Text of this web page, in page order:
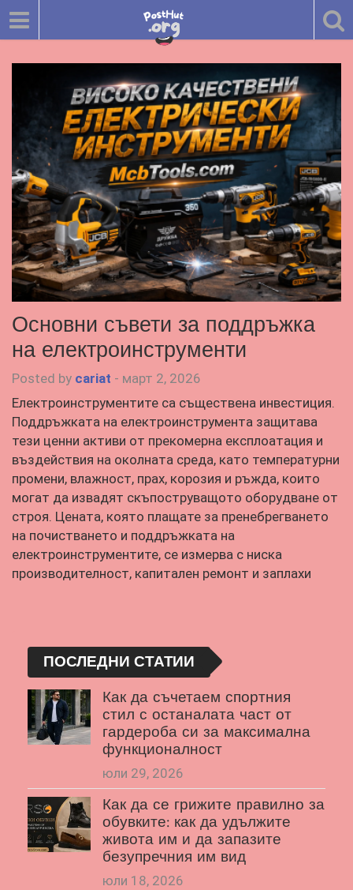
Основни съвети за поддръжка
на електроинструменти
Posted by cariat - март 2, 2026
Електроинструментите са съществена инвестиция.
Поддръжката на електроинструмента защитава
тези ценни активи от прекомерна експлоатация и
въздействия на околната среда, като температурни
промени, влажност, прах, корозия и ръжда, които
могат да извадят скъпоструващото оборудване от
строя. Цената, която плащате за пренебрегването
на почистването и поддръжката на
електроинструментите, се измерва с ниска
производителност, капитален ремонт и заплахи
ПОСЛЕДНИ СТАТИИ
Как да съчетаем спортния
стил с останалата част от
гардероба си за максимална
функционалност
юли 29, 2026
Как да се грижите правилно за
обувките: как да удължите
живота им и да запазите
безупречния им вид
юли 18, 2026